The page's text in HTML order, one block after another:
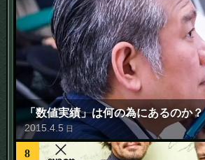
「数値実績」は何の為にあるのか？
2015.4.5 日
8